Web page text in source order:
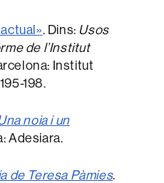
. Dins: Usos
de l’Institut
Institut
198.
noia i un
Adesiara.
de Teresa Pàmies.